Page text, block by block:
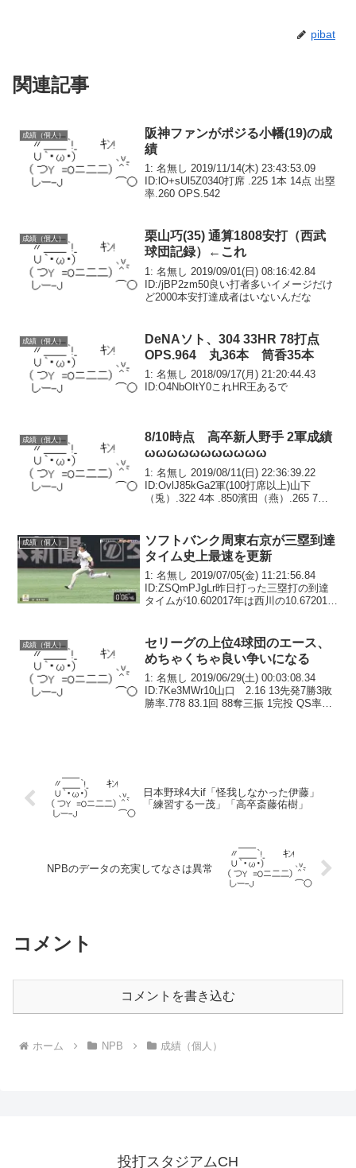
pibat
関連記事
成績（個人）
阪神ファンがポジる小幡(19)の成
績
1: 名無し 2019/11/14(木) 23:43:53.09
ID:lO+sUl5Z0340打席 .225 1本 14点 出塁
率.260 OPS.542
成績（個人）
栗山巧(35) 通算1808安打（西武
球団記録）←これ
1: 名無し 2019/09/01(日) 08:16:42.84
ID:/jBP2zm50良い打者多いイメージだけ
ど2000本安打達成者はいないんだな
成績（個人）
DeNAソト、304 33HR 78打点
OPS.964 丸36本 筒香35本
1: 名無し 2018/09/17(月) 21:20:44.43
ID:O4NbOItY0これHR王あるで
成績（個人）
8/10時点 高卒新人野手 2軍成績
ωωωωωωωωωωω
1: 名無し 2019/08/11(日) 22:36:39.22
ID:OvlJ85kGa2軍(100打席以上)山下
（兎）.322 4本 .850濱田（燕）.265 7本
成績（個人）
ソフトバンク周東右京が三塁到達
タイム史上最速を更新
1: 名無し 2019/07/05(金) 11:21:56.84
ID:ZSQmPJgLr昨日打った三塁打の到達
タイムが10.602017年は西川の10.672018
成績（個人）
セリーグの上位4球団のエース、
めちゃくちゃ良い争いになる
1: 名無し 2019/06/29(土) 00:03:08.34
ID:7Ke3MWr10山口 2.16 13先発7勝3敗
勝率.778 83.1回 88奪三振 1完投 QS率
日本野球4大if「怪我しなかった伊藤」
「練習する一茂」「高卒斎藤佑樹」
NPBのデータの充実してなさは異常
コメント
コメントを書き込む
ホーム NPB 成績（個人）
投打スタジアムCH